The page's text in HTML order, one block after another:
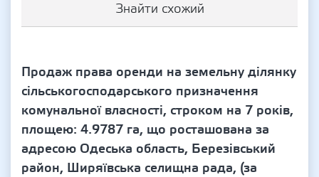
Знайти схожий
Продаж права оренди на земельну ділянку
сільськогосподарського призначення
комунальної власності, строком на 7 років,
площею: 4.9787 га, що росташована за
адресою Одеська область, Березівський
район, Ширяївська селищна рада, (за